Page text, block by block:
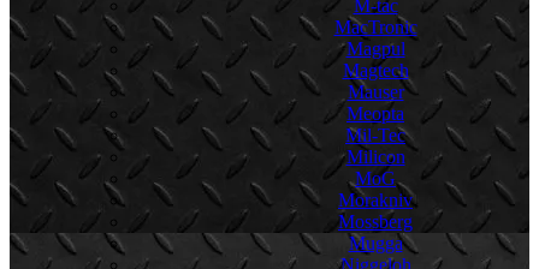
M-tac
MacTronic
Magpul
Magtech
Mauser
Meopta
Mil-Tec
Milicon
MoG
Morakniv
Mossberg
Mugga